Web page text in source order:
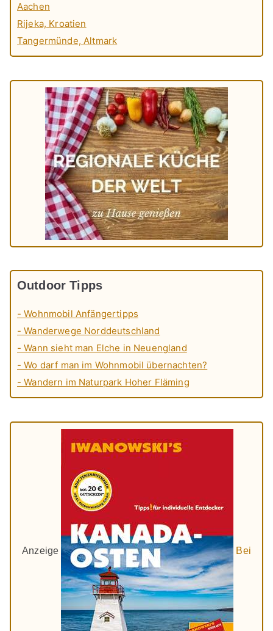
Aachen
Rijeka, Kroatien
Tangermünde, Altmark
Outdoor Tipps
- Wohnmobil Anfängertipps
- Wanderwege Norddeutschland
- Wann sieht man Elche in Neuengland
- Wo darf man im Wohnmobil übernachten?
- Wandern im Naturpark Hoher Fläming
Anzeige Bei